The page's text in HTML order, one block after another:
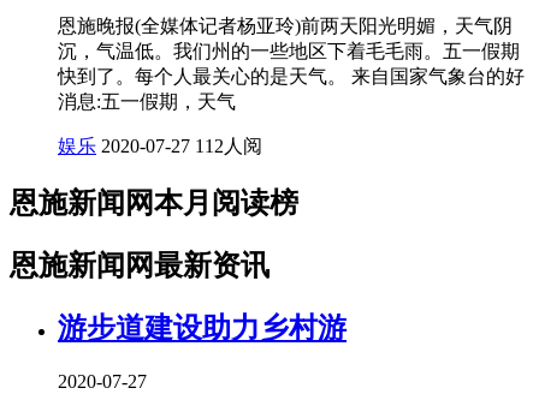
恩施晚报(全媒体记者杨亚玲)前两天阳光明媚，天气阴
沉，气温低。我们州的一些地区下着毛毛雨。五一假期
快到了。每个人最关心的是天气。 来自国家气象台的好
消息:五一假期，天气
娱乐 2020-07-27 112人阅
恩施新闻网本月阅读榜
恩施新闻网最新资讯
游步道建设助力乡村游
2020-07-27